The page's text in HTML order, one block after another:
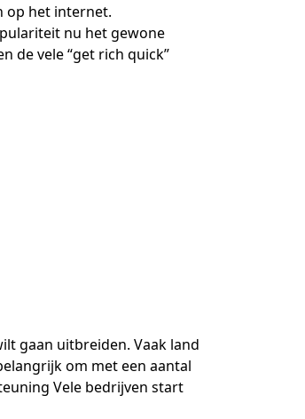
op het internet.
nu het gewone
de vele “get rich quick”
gaan uitbreiden. Vaak land
om met een aantal
Vele bedrijven start